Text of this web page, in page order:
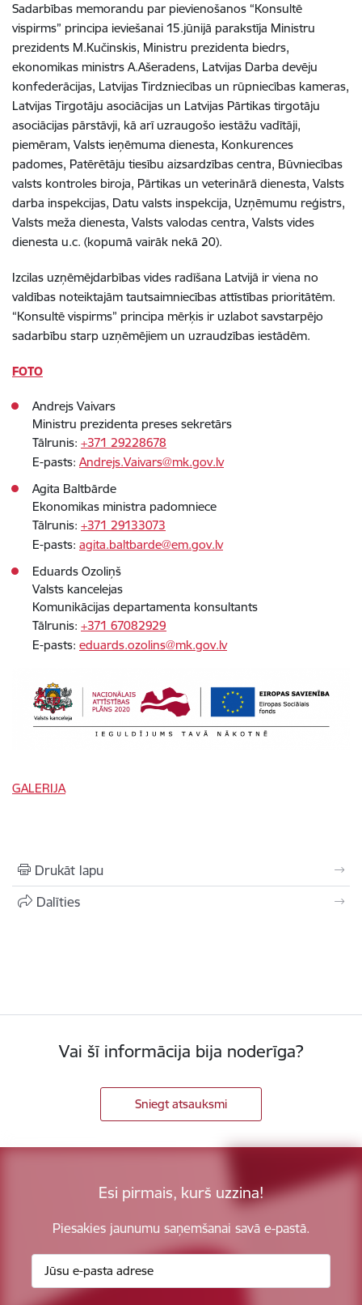
Sadarbības memorandu par pievienošanos “Konsultē
vispirms” principa ieviešanai 15.jūnijā parakstīja Ministru
prezidents M.Kučinskis, Ministru prezidenta biedrs,
ekonomikas ministrs A.Ašeradens, Latvijas Darba devēju
konfederācijas, Latvijas Tirdzniecības un rūpniecības kameras,
Latvijas Tirgotāju asociācijas un Latvijas Pārtikas tirgotāju
asociācijas pārstāvji, kā arī uzraugošo iestāžu vadītāji,
piemēram, Valsts ieņēmuma dienesta, Konkurences
padomes, Patērētāju tiesību aizsardzības centra, Būvniecības
valsts kontroles biroja, Pārtikas un veterinārā dienesta, Valsts
darba inspekcijas, Datu valsts inspekcija, Uzņēmumu reģistrs,
Valsts meža dienesta, Valsts valodas centra, Valsts vides
dienesta u.c. (kopumā vairāk nekā 20).
Izcilas uzņēmējdarbības vides radīšana Latvijā ir viena no
valdības noteiktajām tautsaimniecības attīstības prioritātēm.
“Konsultē vispirms” principa mērķis ir uzlabot savstarpējo
sadarbību starp uzņēmējiem un uzraudzības iestādēm.
FOTO
Andrejs Vaivars
Ministru prezidenta preses sekretārs
Tālrunis: +371 29228678
​E-pasts: Andrejs.Vaivars@mk.gov.lv
Agita Baltbārde
Ekonomikas ministra padomniece
Tālrunis: +371 29133073
E-pasts: agita.baltbarde@em.gov.lv
Eduards Ozoliņš
Valsts kancelejas
Komunikācijas departamenta konsultants
Tālrunis: +371 67082929
E-pasts: eduards.ozolins@mk.gov.lv
GALERIJA
Drukāt lapu
Dalīties
Vai šī informācija bija noderīga?
Sniegt atsauksmi
Esi pirmais, kurš uzzina!
Piesakies jaunumu saņemšanai savā e-pastā.